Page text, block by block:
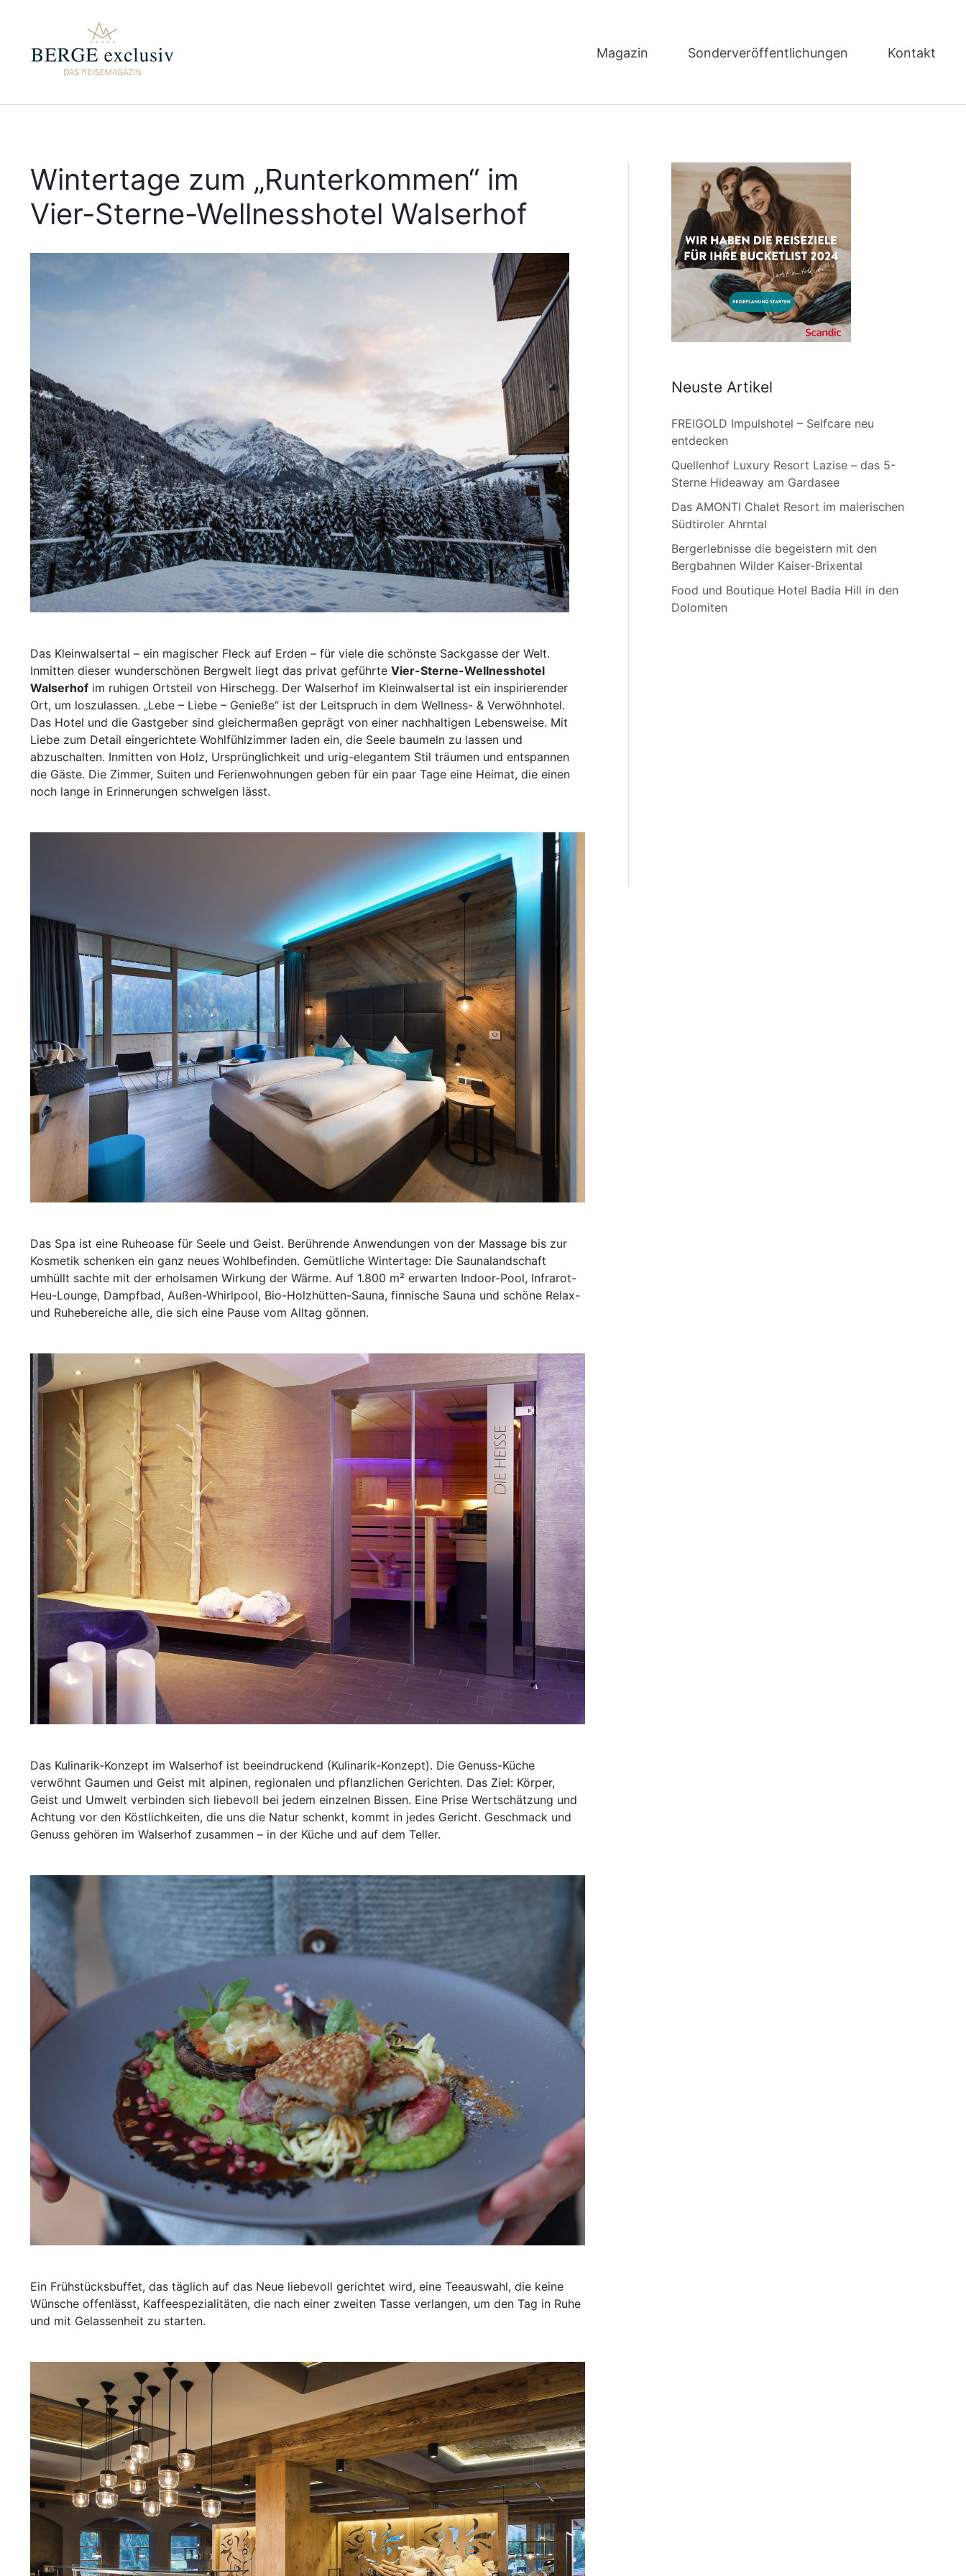
Magazin Sonderveröffentlichungen Kontakt
Wintertage zum „Runterkommen“ im
Vier-Sterne-Wellnesshotel Walserhof
Das Kleinwalsertal – ein magischer Fleck auf Erden – für viele die schönste Sackgasse der Welt.
Inmitten dieser wunderschönen Bergwelt liegt das privat geführte Vier-Sterne-Wellnesshotel
Walserhof im ruhigen Ortsteil von Hirschegg. Der Walserhof im Kleinwalsertal ist ein inspirierender
Ort, um loszulassen. „Lebe – Liebe – Genieße“ ist der Leitspruch in dem Wellness- & Verwöhnhotel.
Das Hotel und die Gastgeber sind gleichermaßen geprägt von einer nachhaltigen Lebensweise. Mit
Liebe zum Detail eingerichtete Wohlfühlzimmer laden ein, die Seele baumeln zu lassen und
abzuschalten. Inmitten von Holz, Ursprünglichkeit und urig-elegantem Stil träumen und entspannen
die Gäste. Die Zimmer, Suiten und Ferienwohnungen geben für ein paar Tage eine Heimat, die einen
noch lange in Erinnerungen schwelgen lässt.
Das Spa ist eine Ruheoase für Seele und Geist. Berührende Anwendungen von der Massage bis zur
Kosmetik schenken ein ganz neues Wohlbefinden. Gemütliche Wintertage: Die Saunalandschaft
umhüllt sachte mit der erholsamen Wirkung der Wärme. Auf 1.800 m² erwarten Indoor-Pool, Infrarot-
Heu-Lounge, Dampfbad, Außen-Whirlpool, Bio-Holzhütten-Sauna, finnische Sauna und schöne Relax-
und Ruhebereiche alle, die sich eine Pause vom Alltag gönnen.
Das Kulinarik-Konzept im Walserhof ist beeindruckend (Kulinarik-Konzept). Die Genuss-Küche
verwöhnt Gaumen und Geist mit alpinen, regionalen und pflanzlichen Gerichten. Das Ziel: Körper,
Geist und Umwelt verbinden sich liebevoll bei jedem einzelnen Bissen. Eine Prise Wertschätzung und
Achtung vor den Köstlichkeiten, die uns die Natur schenkt, kommt in jedes Gericht. Geschmack und
Genuss gehören im Walserhof zusammen – in der Küche und auf dem Teller.
Ein Frühstücksbuffet, das täglich auf das Neue liebevoll gerichtet wird, eine Teeauswahl, die keine
Wünsche offenlässt, Kaffeespezialitäten, die nach einer zweiten Tasse verlangen, um den Tag in Ruhe
und mit Gelassenheit zu starten.
Neuste Artikel
FREIGOLD Impulshotel – Selfcare neu
entdecken
Quellenhof Luxury Resort Lazise – das 5-
Sterne Hideaway am Gardasee
Das AMONTI Chalet Resort im malerischen
Südtiroler Ahrntal
Bergerlebnisse die begeistern mit den
Bergbahnen Wilder Kaiser-Brixental
Food und Boutique Hotel Badia Hill in den
Dolomiten